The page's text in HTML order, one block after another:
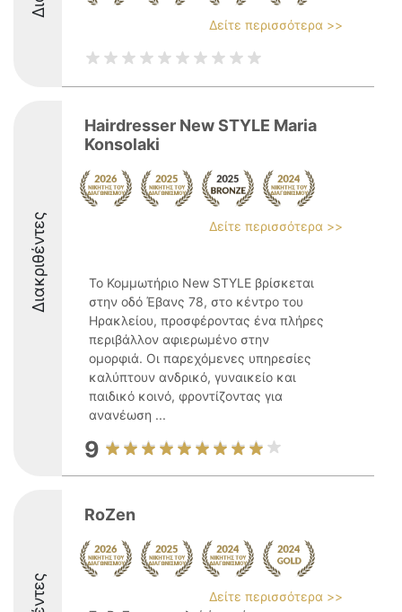
Δείτε περισσότερα >>
Διακριθέντες
Hairdresser New STYLE Maria
Konsolaki
Δείτε περισσότερα >>
Το Κομμωτήριο New STYLE βρίσκεται
στην οδό Έβανς 78, στο κέντρο του
Ηρακλείου, προσφέροντας ένα πλήρες
περιβάλλον αφιερωμένο στην
ομορφιά. Οι παρεχόμενες υπηρεσίες
καλύπτουν ανδρικό, γυναικείο και
παιδικό κοινό, φροντίζοντας για
ανανέωση ...
9
RoZen
Δείτε περισσότερα >>